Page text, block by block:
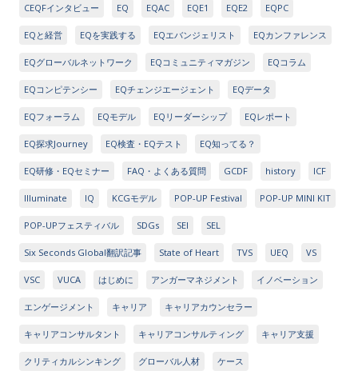
CEQFインタビュー EQ EQAC EQE1 EQE2 EQPC
EQと経営 EQを実践する EQエバンジェリスト EQカンファレンス
EQグローバルネットワーク EQコミュニティマガジン EQコラム
EQコンピテンシー EQチェンジエージェント EQデータ
EQフォーラム EQモデル EQリーダーシップ EQレポート
EQ探求Journey EQ検査・EQテスト EQ知ってる？
EQ研修・EQセミナー FAQ・よくある質問 GCDF history ICF
Illuminate IQ KCGモデル POP-UP Festival POP-UP MINI KIT
POP-UPフェスティバル SDGs SEI SEL
Six Seconds Global翻訳記事 State of Heart TVS UEQ VS
VSC VUCA はじめに アンガーマネジメント イノベーション
エンゲージメント キャリア キャリアカウンセラー
キャリアコンサルタント キャリアコンサルティング キャリア支援
クリティカルシンキング グローバル人材 ケース